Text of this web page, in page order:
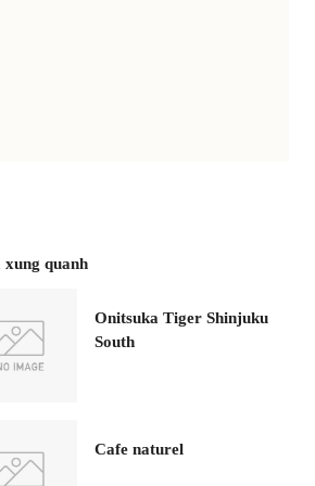
quanh
Onitsuka Tiger Shinjuku
South
Cafe naturel